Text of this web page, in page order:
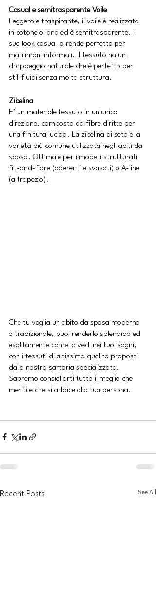
Casual e semitrasparente Voile
Leggero e traspirante, il voile è realizzato
in cotone o lana ed è semitrasparente. Il
suo look casual lo rende perfetto per
matrimoni informali. Il tessuto ha un
drappeggio naturale che è perfetto per
stili fluidi senza molta struttura.
Zibelina
E’ un materiale tessuto in un'unica
direzione, composto da fibre diritte per
una finitura lucida. La zibelina di seta è la
varietà più comune utilizzata negli abiti da
sposa. Ottimale per i modelli strutturati
fit-and-flare (aderenti e svasati) o A-line
(a trapezio).
Che tu voglia un abito da sposa moderno
o tradizionale, puoi renderlo splendido ed
esattamente come lo vedi nei tuoi sogni,
con i tessuti di altissima qualità proposti
dalla nostra sartoria specializzata.
Sapremo consigliarti tutto il meglio che
meriti e che si addice alla tua persona.
Recent Posts See All